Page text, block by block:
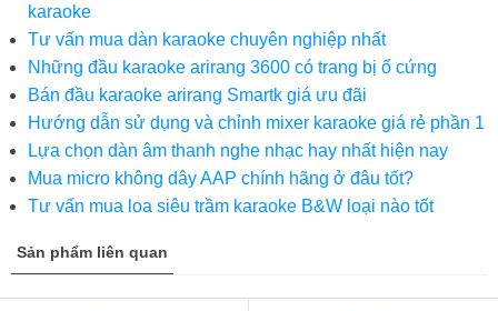
karaoke
Tư vấn mua dàn karaoke chuyên nghiệp nhất
Những đầu karaoke arirang 3600 có trang bị ổ cứng
Bán đầu karaoke arirang Smartk giá ưu đãi
Hướng dẫn sử dụng và chỉnh mixer karaoke giá rẻ phần 1
Lựa chọn dàn âm thanh nghe nhạc hay nhất hiện nay
Mua micro không dây AAP chính hãng ở đâu tốt?
Tư vấn mua loa siêu trầm karaoke B&W loại nào tốt
Sản phẩm liên quan